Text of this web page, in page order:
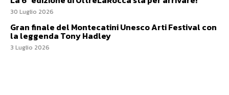
30 Luglio 2026
Gran finale del Montecatini Unesco Arti Festival con
la leggenda Tony Hadley
3 Luglio 2026